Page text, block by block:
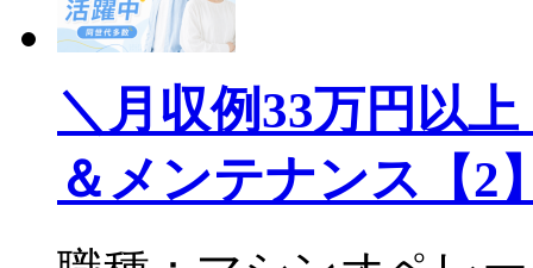
＼月収例33万円以
＆メンテナンス【2